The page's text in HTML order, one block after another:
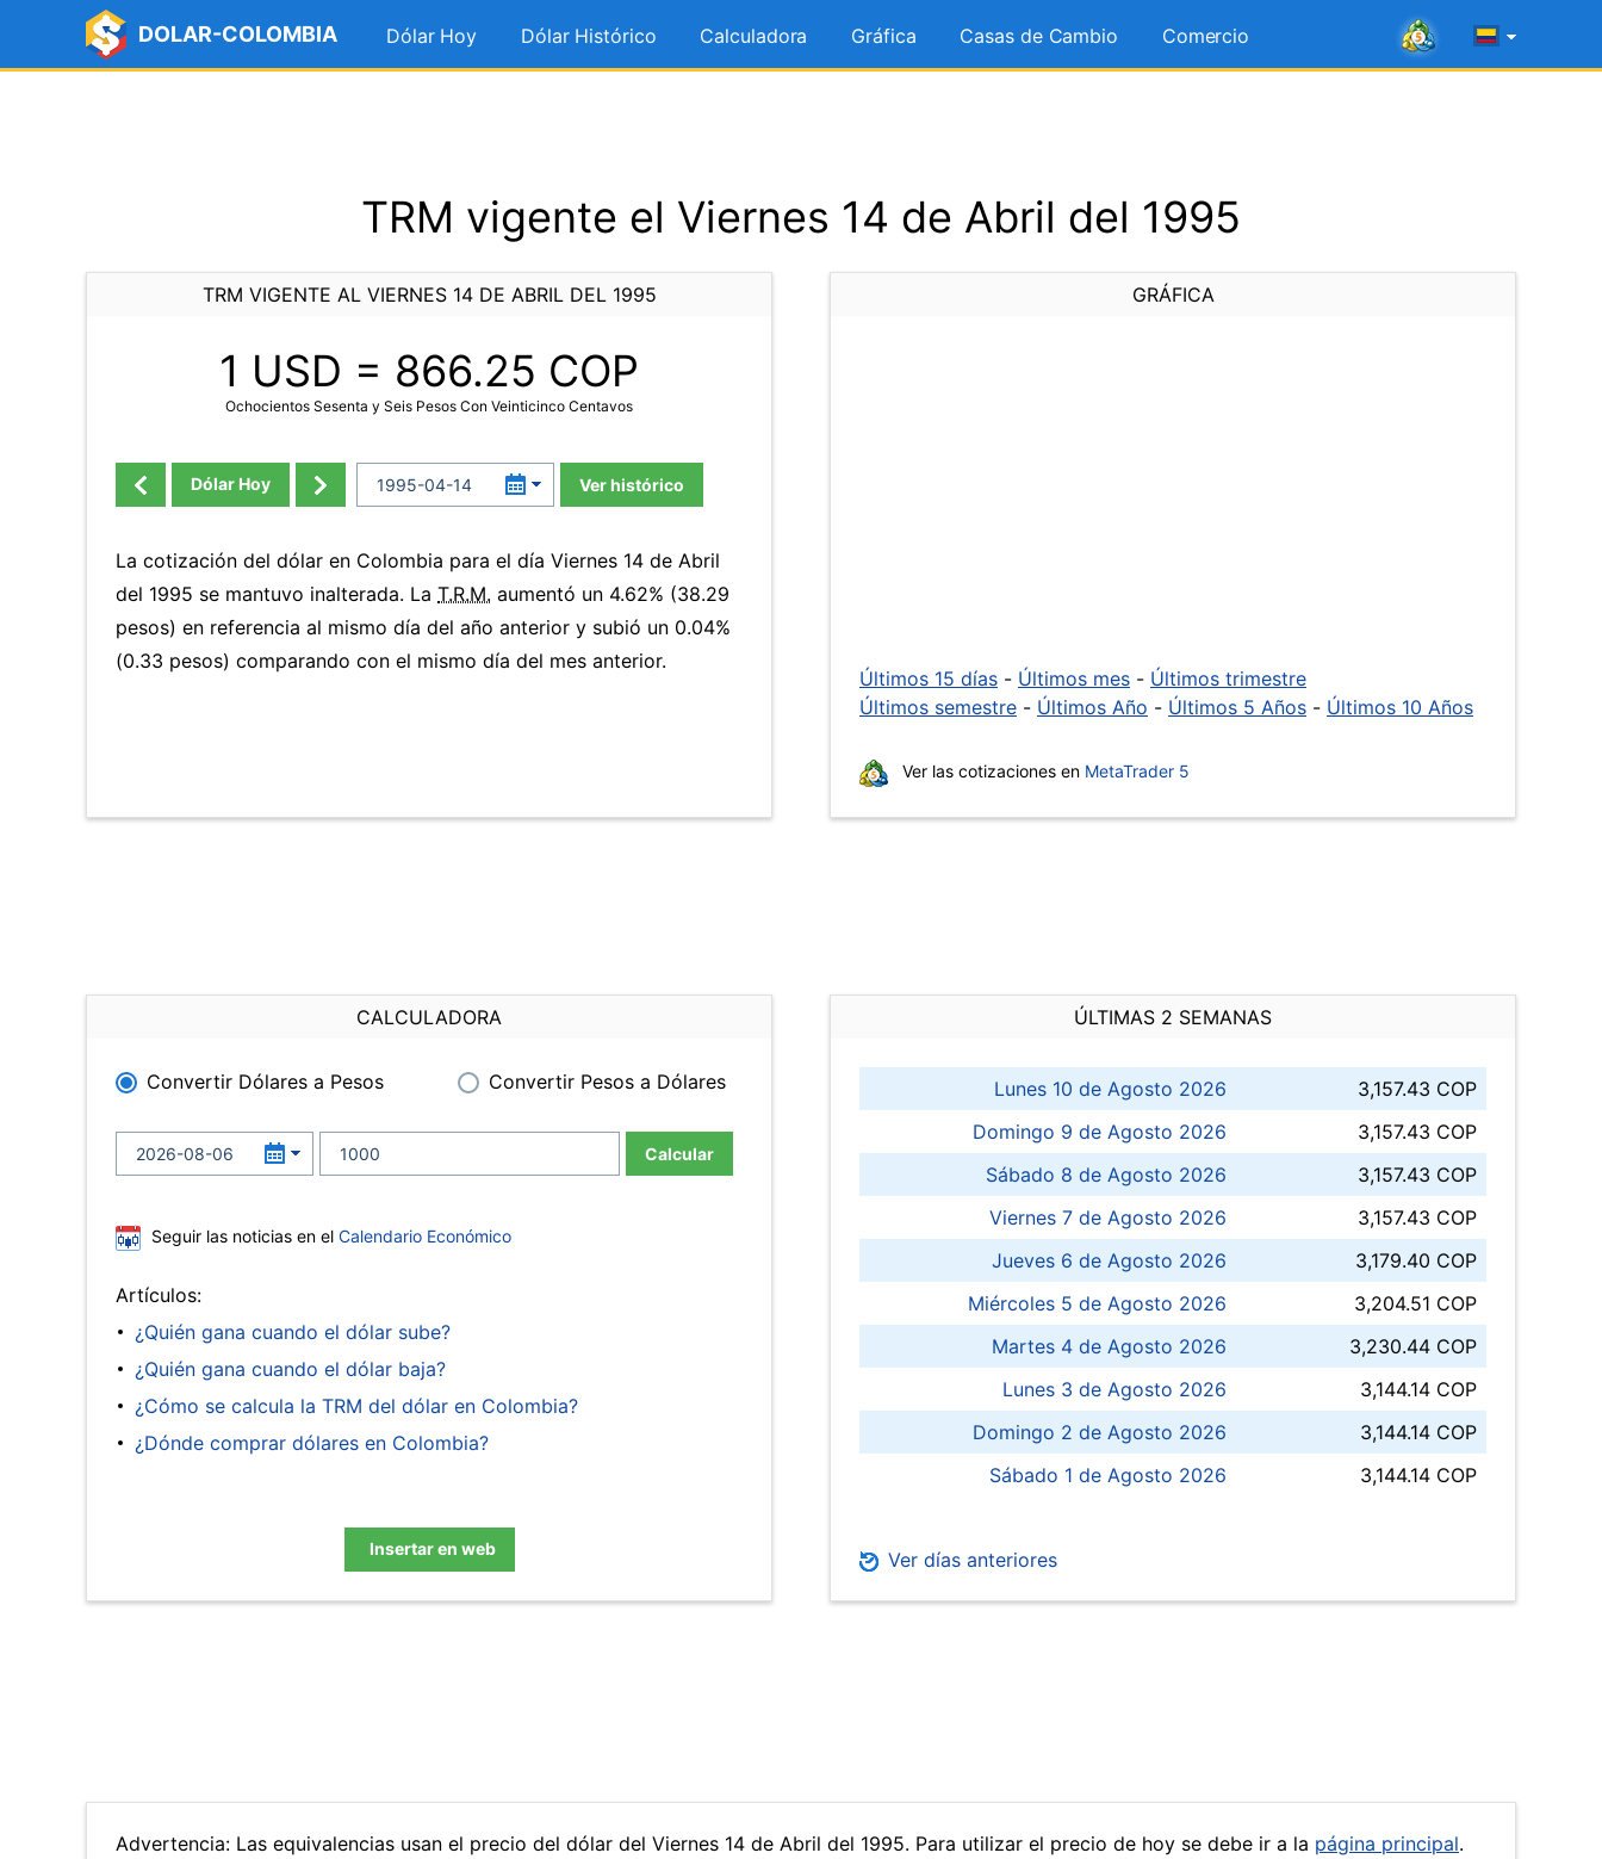
DOLAR-COLOMBIA Dólar Hoy Dólar Histórico Calculadora Gráfica Casas de Cambio Comercio
TRM vigente el Viernes 14 de Abril del 1995
TRM VIGENTE AL VIERNES 14 DE ABRIL DEL 1995
1 USD = 866.25 COP
Ochocientos Sesenta y Seis Pesos Con Veinticinco Centavos
Dólar Hoy Ver histórico
La cotización del dólar en Colombia para el día Viernes 14 de Abril
del 1995 se mantuvo inalterada. La T.R.M. aumentó un 4.62% (38.29
pesos) en referencia al mismo día del año anterior y subió un 0.04%
(0.33 pesos) comparando con el mismo día del mes anterior.
GRÁFICA
Últimos 15 días - Últimos mes - Últimos trimestre
Últimos semestre - Últimos Año - Últimos 5 Años - Últimos 10 Años
Ver las cotizaciones en MetaTrader 5
CALCULADORA
Convertir Dólares a Pesos Convertir Pesos a Dólares
Calcular
Seguir las noticias en el Calendario Económico
Artículos:
¿Quién gana cuando el dólar sube?
¿Quién gana cuando el dólar baja?
¿Cómo se calcula la TRM del dólar en Colombia?
¿Dónde comprar dólares en Colombia?
Insertar en web
ÚLTIMAS 2 SEMANAS
Lunes 10 de Agosto 2026
3,157.43 COP
Domingo 9 de Agosto 2026
3,157.43 COP
Sábado 8 de Agosto 2026
3,157.43 COP
Viernes 7 de Agosto 2026
3,157.43 COP
Jueves 6 de Agosto 2026
3,179.40 COP
Miércoles 5 de Agosto 2026
3,204.51 COP
Martes 4 de Agosto 2026
3,230.44 COP
Lunes 3 de Agosto 2026
3,144.14 COP
Domingo 2 de Agosto 2026
3,144.14 COP
Sábado 1 de Agosto 2026
3,144.14 COP
Ver días anteriores
Advertencia: Las equivalencias usan el precio del dólar del Viernes 14 de Abril del 1995. Para utilizar el precio de hoy se debe ir a la página principal.